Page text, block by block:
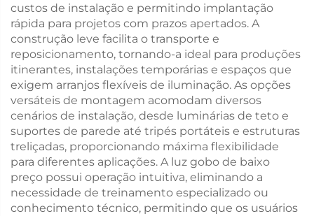
custos de instalação e permitindo implantação
rápida para projetos com prazos apertados. A
construção leve facilita o transporte e
reposicionamento, tornando-a ideal para produções
itinerantes, instalações temporárias e espaços que
exigem arranjos flexíveis de iluminação. As opções
versáteis de montagem acomodam diversos
cenários de instalação, desde luminárias de teto e
suportes de parede até tripés portáteis e estruturas
treliçadas, proporcionando máxima flexibilidade
para diferentes aplicações. A luz gobo de baixo
preço possui operação intuitiva, eliminando a
necessidade de treinamento especializado ou
conhecimento técnico, permitindo que os usuários